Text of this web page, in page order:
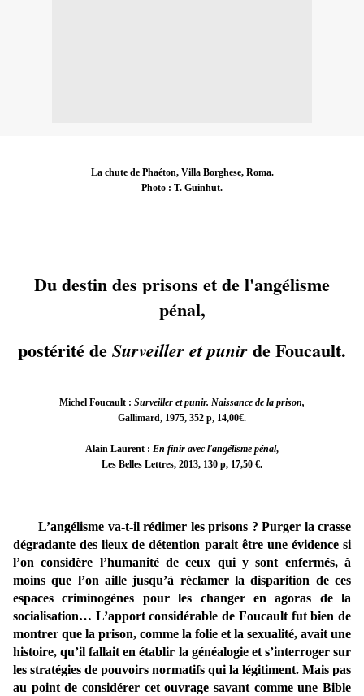
La chute de Phaéton, Villa Borghese, Roma.
Photo : T. Guinhut.
Du destin des prisons et de l'angélisme
pénal,
postérité deSurveiller et punirde Foucault.
Michel Foucault : Surveiller et punir. Naissance de la prison,
Gallimard, 1975, 352 p, 14,00€.
Alain Laurent : En finir avec l'angélisme pénal,
Les Belles Lettres, 2013, 130 p, 17,50 €.
L’angélisme va-t-il rédimer les prisons ? Purger la crasse
dégradante des lieux de détention parait être une évidence si
l’on considère l’humanité de ceux qui y sont enfermés, à
moins que l’on aille jusqu’à réclamer la disparition de ces
espaces criminogènes pour les changer en agoras de la
socialisation… L’apport considérable de Foucault fut bien de
montrer que la prison, comme la folie et la sexualité, avait une
histoire, qu’il fallait en établir la généalogie et s’interroger sur
les stratégies de pouvoirs normatifs qui la légitiment. Mais pas
au point de considérer cet ouvrage savant comme une Bible